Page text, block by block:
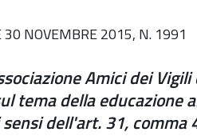
30 NOVEMBRE 2015, N. 1991
Amici dei Vigili
tema della educazione
dell'art. 31,